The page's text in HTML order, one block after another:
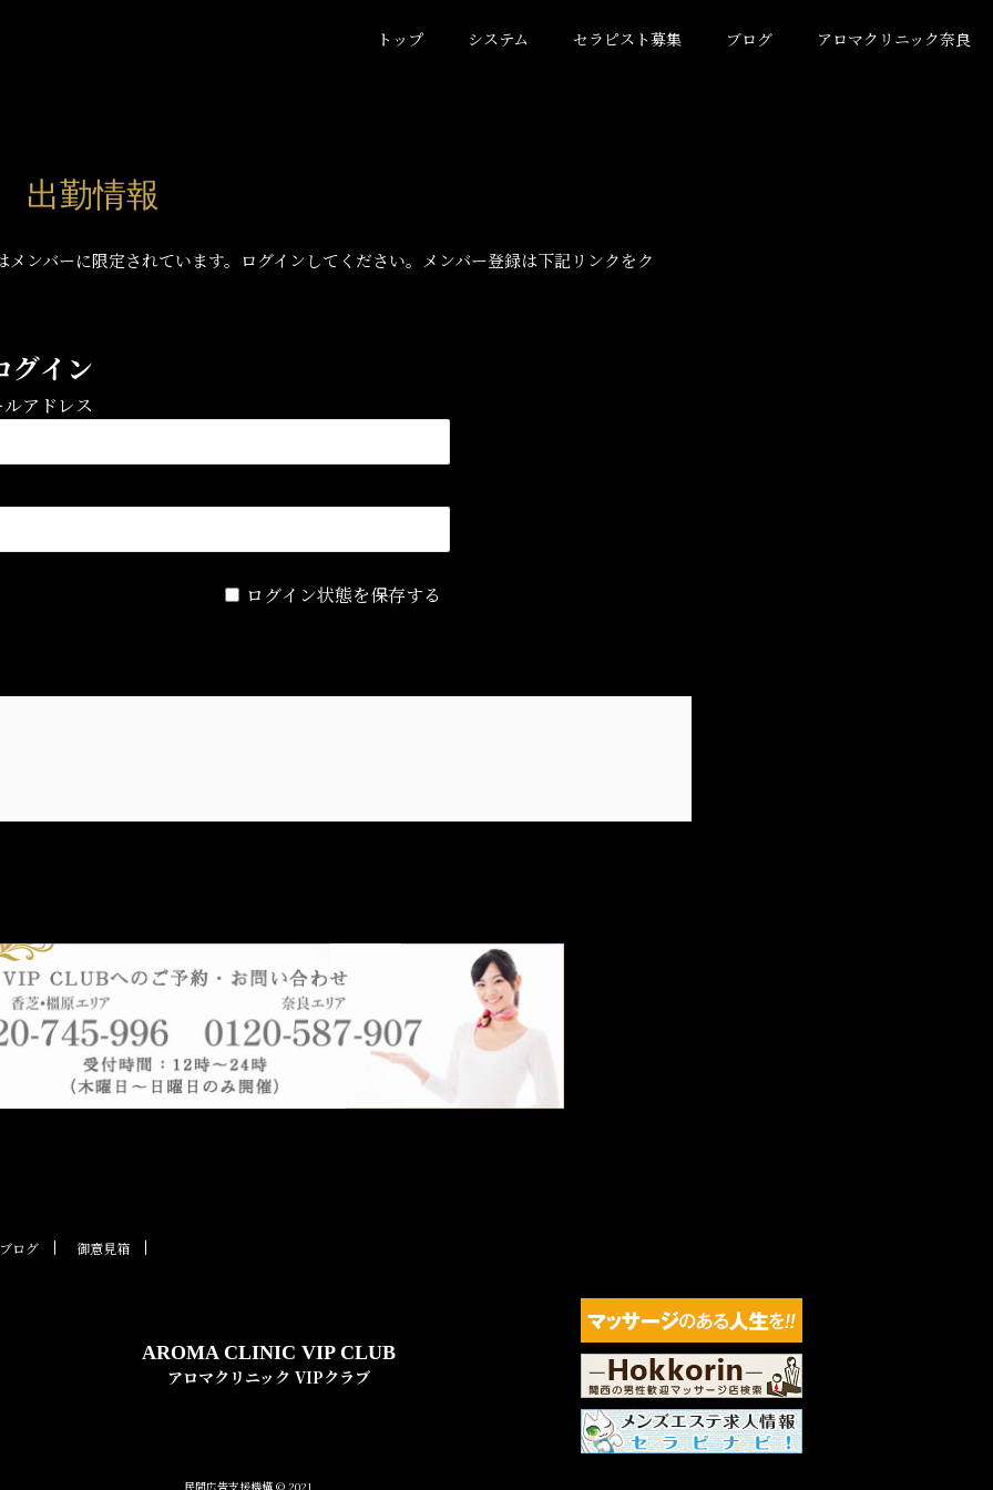
トップ システム セラピスト募集 ブログ アロマクリニック奈良
出勤情報
メンバーに限定されています。ログインしてください。メンバー登録は下記リンクをク
グイン
アドレス
ログイン状態を保存する
ブログ 御意見箱
AROMA CLINIC VIP CLUB
アロマクリニック VIPクラブ
民間広告支援機構 © 2021